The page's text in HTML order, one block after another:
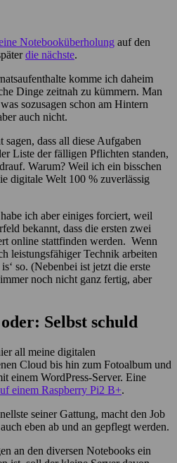
Notebooküberholung auf den
die nächste.
komme ich daheim
Dinge zeitnah zu kümmern. Man
sozusagen schon am Hintern
auch nicht.
dass all diese Aufgaben
Liste der fälligen Pflichten standen,
Warum? Weil ich ein bisschen
digitale Welt 100 % zuverlässig
ich aber einiges forciert, weil
bekannt, dass die ersten zwei
online stattfinden werden. Wenn
leistungsfähiger Technik arbeiten
so. (Nebenbei ist jetzt die erste
noch nicht ganz fertig, aber
Selbst schuld
all meine digitalen
Cloud bis hin zum Fotoalbum und
einem WordPress-Server. Eine
einem Raspberry Pi2 B+.
seiner Gattung, macht den Job
eben ab und an gepflegt werden.
an den diversen Notebooks ein